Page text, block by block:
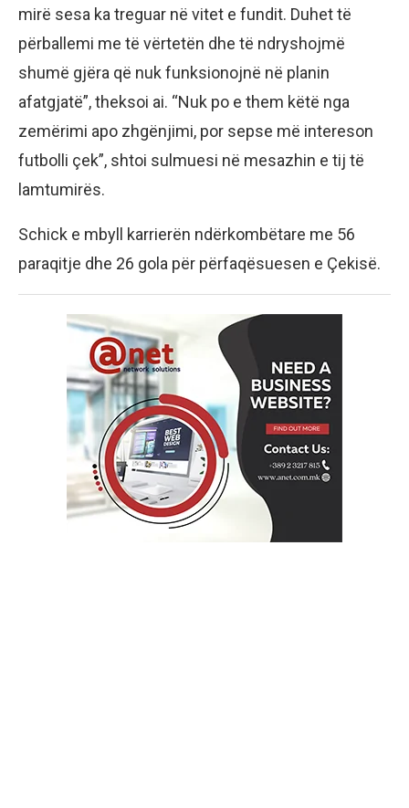
mirë sesa ka treguar në vitet e fundit. Duhet të
përballemi me të vërtetën dhe të ndryshojmë
shumë gjëra që nuk funksionojnë në planin
afatgjatë”, theksoi ai. “Nuk po e them këtë nga
zemërimi apo zhgënjimi, por sepse më intereson
futbolli çek”, shtoi sulmuesi në mesazhin e tij të
lamtumirës.
Schick e mbyll karrierën ndërkombëtare me 56
paraqitje dhe 26 gola për përfaqësuesen e Çekisë.